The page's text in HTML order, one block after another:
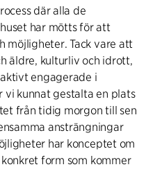
där alla de
har mötts för att
möjligheter. Tack vare att
äldre, kulturliv och idrott,
engagerade i
kunnat gestalta en plats
från tidig morgon till sen
ansträngningar
har konceptet om
form som kommer